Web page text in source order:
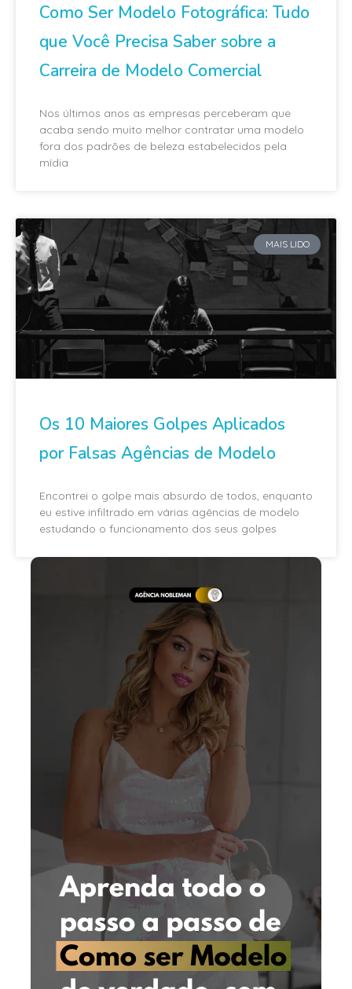
Como Ser Modelo Fotográfica: Tudo
que Você Precisa Saber sobre a
Carreira de Modelo Comercial
Nos últimos anos as empresas perceberam que
acaba sendo muito melhor contratar uma modelo
fora dos padrões de beleza estabelecidos pela
mídia
MAIS LIDO
Os 10 Maiores Golpes Aplicados
por Falsas Agências de Modelo
Encontrei o golpe mais absurdo de todos, enquanto
eu estive infiltrado em várias agências de modelo
estudando o funcionamento dos seus golpes